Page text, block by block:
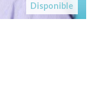
Disponible